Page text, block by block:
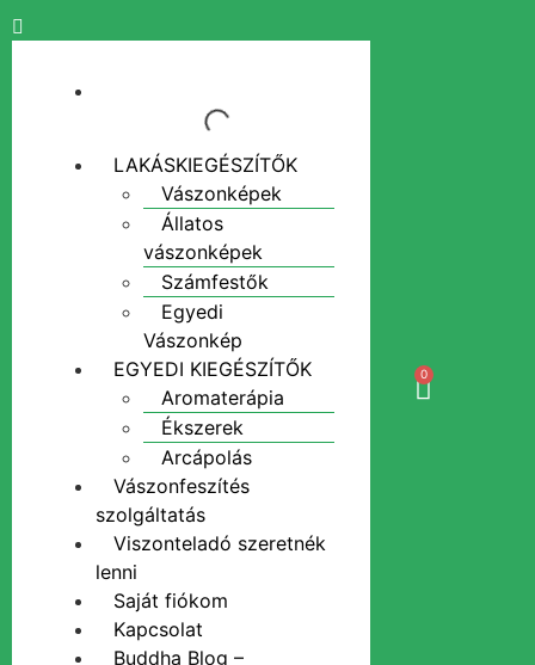
LAKÁSKIEGÉSZÍTŐK
Vászonképek
Állatos
vászonképek
Számfestők
Egyedi
Vászonkép
EGYEDI KIEGÉSZÍTŐK
Aromaterápia
Ékszerek
Arcápolás
Vászonfeszítés
szolgáltatás
Viszonteladó szeretnék
lenni
Saját fiókom
Kapcsolat
Buddha Blog –
0